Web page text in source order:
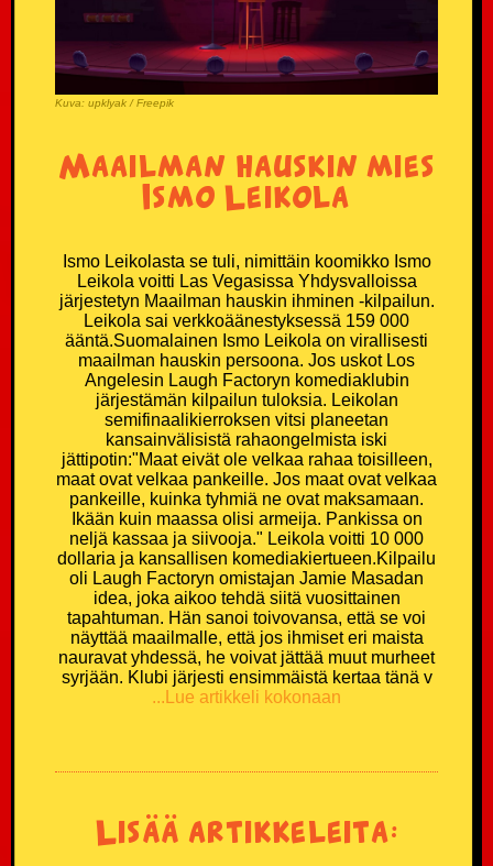
Kuva: upklyak / Freepik
Maailman hauskin mies
Ismo Leikola
Ismo Leikolasta se tuli, nimittäin koomikko Ismo
Leikola voitti Las Vegasissa Yhdysvalloissa
järjestetyn Maailman hauskin ihminen -kilpailun.
Leikola sai verkkoäänestyksessä 159 000
ääntä.Suomalainen Ismo Leikola on virallisesti
maailman hauskin persoona. Jos uskot Los
Angelesin Laugh Factoryn komediaklubin
järjestämän kilpailun tuloksia. Leikolan
semifinaalikierroksen vitsi planeetan
kansainvälisistä rahaongelmista iski
jättipotin:"Maat eivät ole velkaa rahaa toisilleen,
maat ovat velkaa pankeille. Jos maat ovat velkaa
pankeille, kuinka tyhmiä ne ovat maksamaan.
Ikään kuin maassa olisi armeija. Pankissa on
neljä kassaa ja siivooja." Leikola voitti 10 000
dollaria ja kansallisen komediakiertueen.Kilpailu
oli Laugh Factoryn omistajan Jamie Masadan
idea, joka aikoo tehdä siitä vuosittainen
tapahtuman. Hän sanoi toivovansa, että se voi
näyttää maailmalle, että jos ihmiset eri maista
nauravat yhdessä, he voivat jättää muut murheet
syrjään. Klubi järjesti ensimmäistä kertaa tänä v
...Lue artikkeli kokonaan
Lisää artikkeleita: